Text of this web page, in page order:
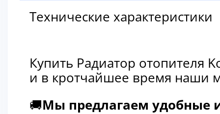
Технические характеристики
Купить Радиатор отопителя
и в кротчайшее время наши
🚚Мы предлагаем удобные